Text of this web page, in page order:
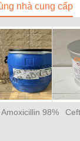
nhà cung cấp
Amoxicillin 98%